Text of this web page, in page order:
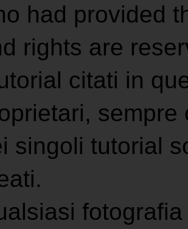
had provided
rights are
citati in
singoli tutorial